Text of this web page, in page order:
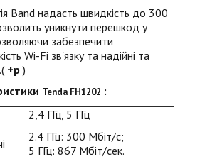
Band надасть швидкість до 300
уникнути перешкод у
забезпечити
Wi-Fi зв'язку та надійні та
+р)
Tenda FH1202 :
2,4 ГГц, 5 ГГц
2.4 ГГц: 300 Мбіт/с;
5 ГГц: 867 Мбіт/сек.